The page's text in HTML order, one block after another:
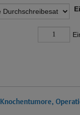
Knochentumore,